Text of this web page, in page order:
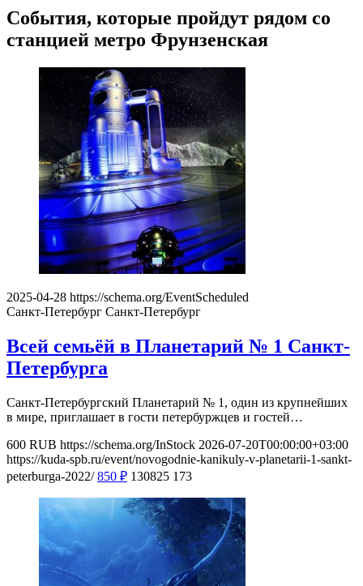
События, которые пройдут рядом со
станцией метро Фрунзенская
2025-04-28 https://schema.org/EventScheduled
Санкт-Петербург Санкт-Петербург
Всей семьёй в Планетарий № 1 Санкт-
Петербурга
Санкт-Петербургский Планетарий № 1, один из крупнейших
в мире, приглашает в гости петербуржцев и гостей…
600 RUB https://schema.org/InStock 2026-07-20T00:00:00+03:00
https://kuda-spb.ru/event/novogodnie-kanikuly-v-planetarii-1-sankt-
peterburga-2022/ 850 ₽ 130825 173